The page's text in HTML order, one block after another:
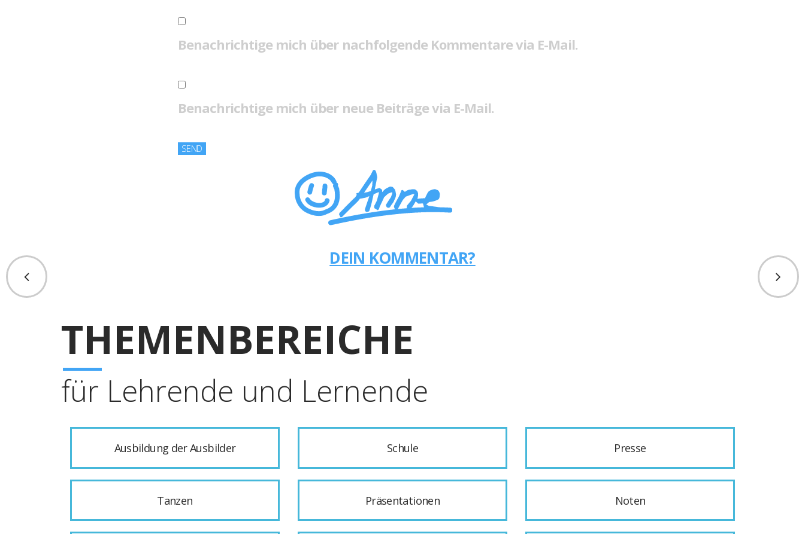
Benachrichtige mich über nachfolgende Kommentare via E-Mail.
Benachrichtige mich über neue Beiträge via E-Mail.
DEIN KOMMENTAR?
THEMENBEREICHE
für Lehrende und Lernende
Ausbildung der Ausbilder Schule Presse
Tanzen Präsentationen Noten